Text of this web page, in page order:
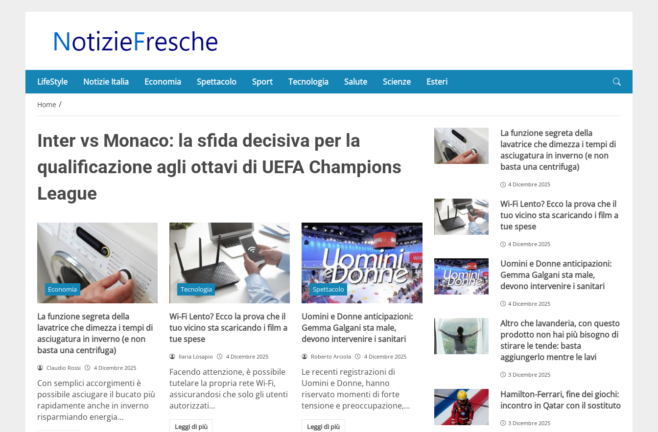
LifeStyle Notizie Italia Economia Spettacolo Sport Tecnologia Salute Scienze Esteri
Home /
Inter vs Monaco: la sfida decisiva per la
qualificazione agli ottavi di UEFA Champions
League
Economia
La funzione segreta della
lavatrice che dimezza i tempi di
asciugatura in inverno (e non
basta una centrifuga)
Claudio Rossi 4 Dicembre 2025
Con semplici accorgimenti è
possibile asciugare il bucato più
rapidamente anche in inverno
risparmiando energia…
Tecnologia
Wi-Fi Lento? Ecco la prova che il
tuo vicino sta scaricando i film a
tue spese
Ilaria Losapio 4 Dicembre 2025
Facendo attenzione, è possibile
tutelare la propria rete Wi-Fi,
assicurandosi che solo gli utenti
autorizzati…
Leggi di più
Spettacolo
Uomini e Donne anticipazioni:
Gemma Galgani sta male,
devono intervenire i sanitari
Roberto Arciola 4 Dicembre 2025
Le recenti registrazioni di
Uomini e Donne, hanno
riservato momenti di forte
tensione e preoccupazione,…
Leggi di più
La funzione segreta della
lavatrice che dimezza i tempi di
asciugatura in inverno (e non
basta una centrifuga)
4 Dicembre 2025
Wi-Fi Lento? Ecco la prova che il
tuo vicino sta scaricando i film a
tue spese
4 Dicembre 2025
Uomini e Donne anticipazioni:
Gemma Galgani sta male,
devono intervenire i sanitari
4 Dicembre 2025
Altro che lavanderia, con questo
prodotto non hai più bisogno di
stirare le tende: basta
aggiungerlo mentre le lavi
3 Dicembre 2025
Hamilton-Ferrari, fine dei giochi:
incontro in Qatar con il sostituto
3 Dicembre 2025